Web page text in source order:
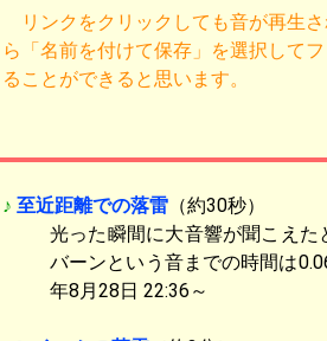
リンクをクリックしても音が再生
ら「名前を付けて保存」を選択して
ることができると思います。
♪ 至近距離での落雷 （約30秒）
光った瞬間に大音響が聞こえ
バーンという音までの時間は
年8月28日 22:36～